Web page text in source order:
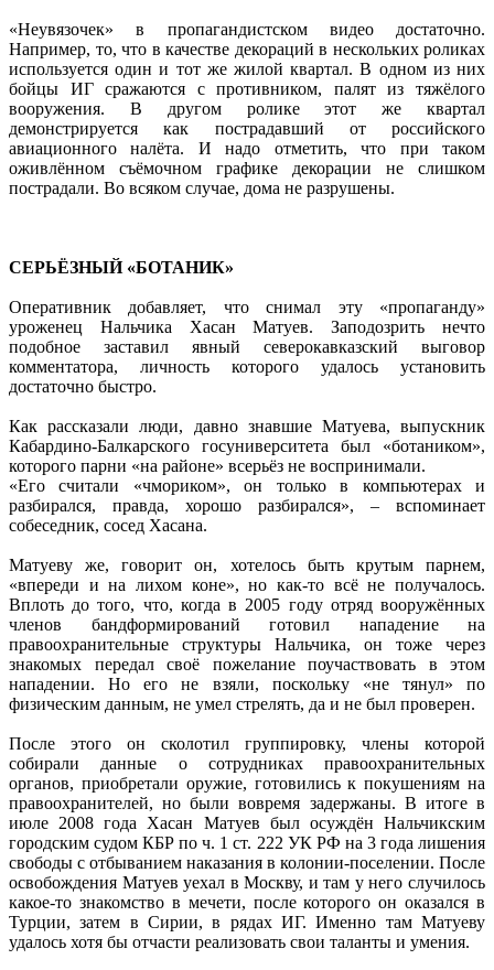
«Неувязочек» в пропагандистском видео достаточно.
Например, то, что в качестве декораций в нескольких роликах
используется один и тот же жилой квартал. В одном из них
бойцы ИГ сражаются с противником, палят из тяжёлого
вооружения. В другом ролике этот же квартал
демонстрируется как пострадавший от российского
авиационного налёта. И надо отметить, что при таком
оживлённом съёмочном графике декорации не слишком
пострадали. Во всяком случае, дома не разрушены.
СЕРЬЁЗНЫЙ «БОТАНИК»
Оперативник добавляет, что снимал эту «пропаганду»
уроженец Нальчика Хасан Матуев. Заподозрить нечто
подобное заставил явный северокавказский выговор
комментатора, личность которого удалось установить
достаточно быстро.
Как рассказали люди, давно знавшие Матуева, выпускник
Кабардино-Балкарского госуниверситета был «ботаником»,
которого парни «на районе» всерьёз не воспринимали.
«Его считали «чмориком», он только в компьютерах и
разбирался, правда, хорошо разбирался», – вспоминает
собеседник, сосед Хасана.
Матуеву же, говорит он, хотелось быть крутым парнем,
«впереди и на лихом коне», но как-то всё не получалось.
Вплоть до того, что, когда в 2005 году отряд вооружённых
членов бандформирований готовил нападение на
правоохранительные структуры Нальчика, он тоже через
знакомых передал своё пожелание поучаствовать в этом
нападении. Но его не взяли, поскольку «не тянул» по
физическим данным, не умел стрелять, да и не был проверен.
После этого он сколотил группировку, члены которой
собирали данные о сотрудниках правоохранительных
органов, приобретали оружие, готовились к покушениям на
правоохранителей, но были вовремя задержаны. В итоге в
июле 2008 года Хасан Матуев был осуждён Нальчикским
городским судом КБР по ч. 1 ст. 222 УК РФ на 3 года лишения
свободы с отбыванием наказания в колонии-поселении. После
освобождения Матуев уехал в Москву, и там у него случилось
какое-то знакомство в мечети, после которого он оказался в
Турции, затем в Сирии, в рядах ИГ. Именно там Матуеву
удалось хотя бы отчасти реализовать свои таланты и умения.